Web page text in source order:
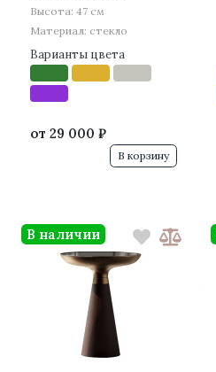
Высота: 47 см
Материал: стекло
Варианты цвета
от 29 000 ₽
В корзину
В наличии